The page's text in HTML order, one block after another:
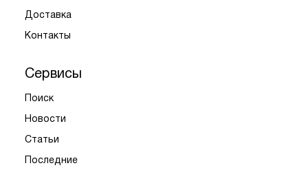
Доставка
Контакты
Сервисы
Поиск
Новости
Статьи
Последние